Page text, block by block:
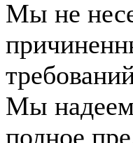
Мы не
Мы
полное